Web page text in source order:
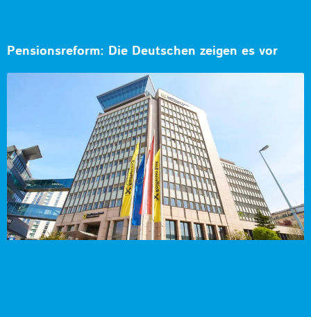
Pensionsreform: Die Deutschen zeigen es vor